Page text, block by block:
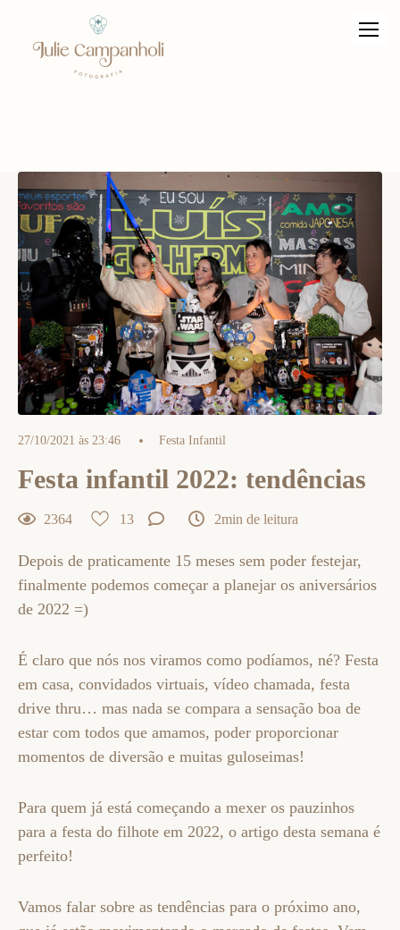
27/10/2021 às 23:46 Festa Infantil
Festa infantil 2022: tendências
2364 13 2min de leitura
Depois de praticamente 15 meses sem poder festejar,
finalmente podemos começar a planejar os aniversários
de 2022 =)
É claro que nós nos viramos como podíamos, né? Festa
em casa, convidados virtuais, vídeo chamada, festa
drive thru… mas nada se compara a sensação boa de
estar com todos que amamos, poder proporcionar
momentos de diversão e muitas guloseimas!
Para quem já está começando a mexer os pauzinhos
para a festa do filhote em 2022, o artigo desta semana é
perfeito!
Vamos falar sobre as tendências para o próximo ano,